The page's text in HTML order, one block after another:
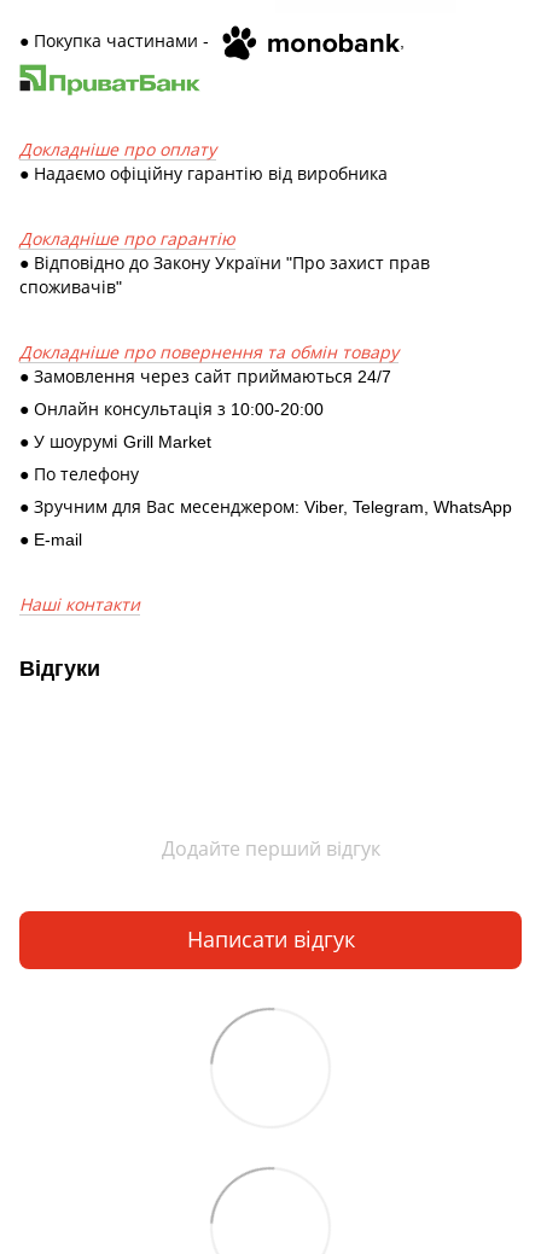
● Покупка частинами - ,
Докладніше про оплату
● Надаємо офіційну гарантію від виробника
Докладніше про гарантію
● Відповідно до Закону України "Про захист прав
споживачів"
Докладніше про повернення та обмін товару
● Замовлення через сайт приймаються 24/7
● Онлайн консультація з 10:00-20:00
● У шоурумі Grill Market
● По телефону
● Зручним для Вас месенджером: Viber, Telegram, WhatsApp
● E-mail
Наші контакти
Відгуки
Додайте перший відгук
Написати відгук